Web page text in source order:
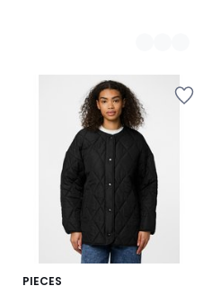
PIECES
4